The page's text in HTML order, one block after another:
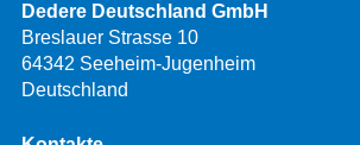
Dedere Deutschland GmbH
Breslauer Strasse 10
64342 Seeheim-Jugenheim
Deutschland